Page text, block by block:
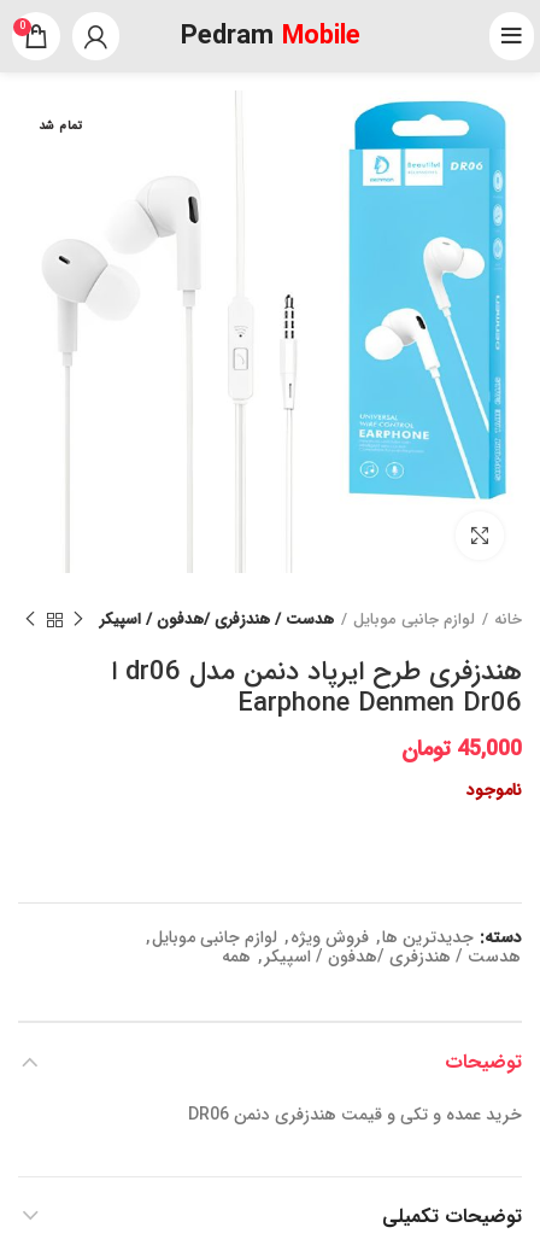
Pedram Mobile
0
تمام شد
خانه لوازم جانبی موبایل هدست / هندزفری /هدفون / اسپیکر
هندزفری طرح ایرپاد دنمن مدل dr06 ا
Earphone Denmen Dr06
45,000 تومان
ناموجود
دسته: جدیدترین ها, فروش ویژه, لوازم جانبی موبایل,
هدست / هندزفری /هدفون / اسپیکر, همه
توضیحات
خرید عمده و تکی و قیمت هندزفری دنمن DR06
توضیحات تکمیلی